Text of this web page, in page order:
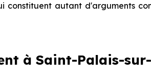
constituent autant d'arguments
à Saint-Palais-